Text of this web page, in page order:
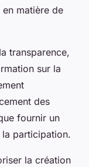
matière de
transparence,
sur la
des
fournir un
participation.
la création